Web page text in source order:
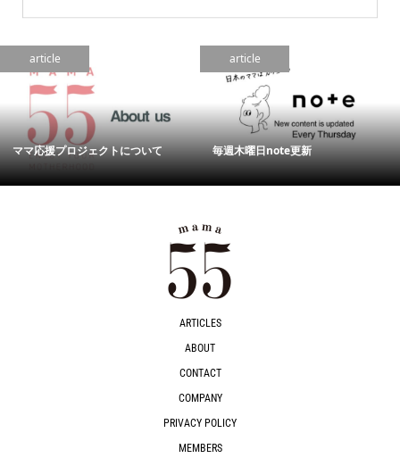
article
ママ応援プロジェクトについて
article
毎週木曜日note更新
ARTICLES
ABOUT
CONTACT
COMPANY
PRIVACY POLICY
MEMBERS